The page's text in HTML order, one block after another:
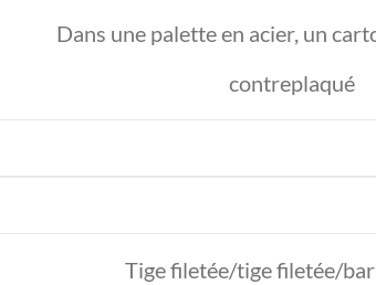
Dans une palette en acier, un
contreplaqué
Tige filetée/tige filetée/